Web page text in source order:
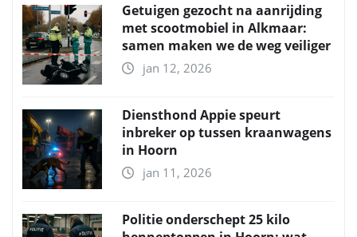
Getuigen gezocht na aanrijding
met scootmobiel in Alkmaar:
samen maken we de weg veiliger
jan 12, 2026
Diensthond Appie speurt
inbreker op tussen kraanwagens
in Hoorn
jan 11, 2026
Politie onderschept 25 kilo